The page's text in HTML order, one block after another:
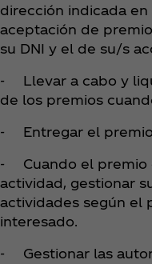
dirección indicada en
aceptación de
su DNI y el de su/s
- Llevar a cabo y
de los premios
- Entregar el premio
- Cuando el premio
actividad, gestionar
actividades según el
interesado.
- Gestionar las